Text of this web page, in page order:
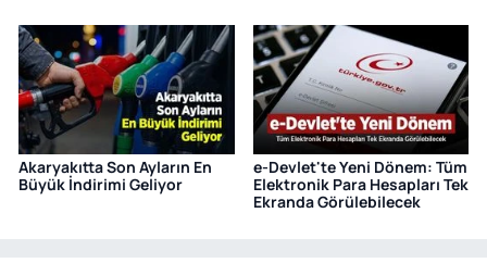
Akaryakıtta Son Ayların En
Büyük İndirimi Geliyor
e-Devlet'te Yeni Dönem: Tüm
Elektronik Para Hesapları Tek
Ekranda Görülebilecek